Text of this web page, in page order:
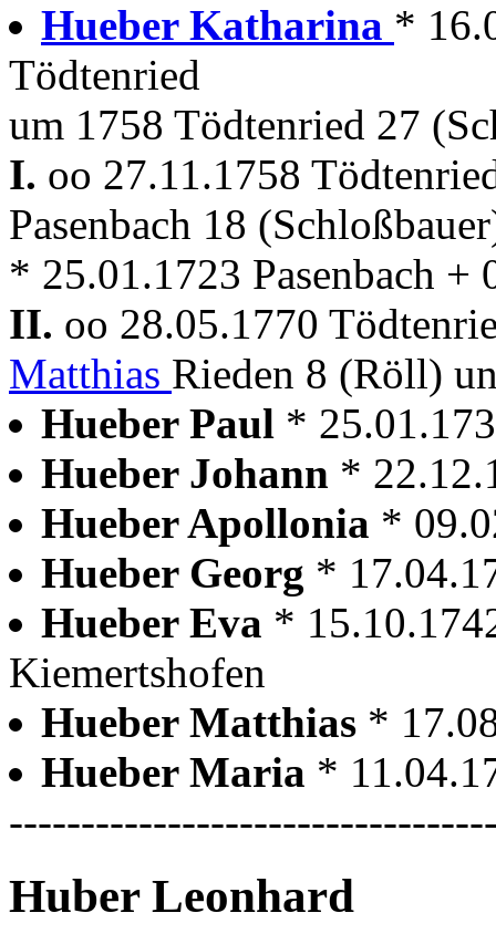
Hueber Katharina *
Tödtenried
um 1758 Tödtenried 27
I. oo 27.11.1758
Pasenbach 18
* 25.01.1723 Pasenbach +
II. oo 28.05.1770
Matthias Rieden 8 (Röll)
Hueber Paul *
Hueber Johann *
Hueber Apollonia *
Hueber Georg *
Hueber Eva *
Kiemertshofen
Hueber Matthias *
Hueber Maria *
Huber Leonhard